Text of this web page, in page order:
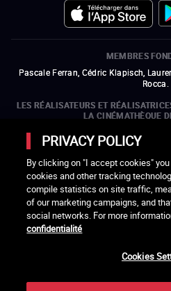
MEMBRES
Pascale Ferran, Cédric Klapisch,
Rocca.
LES RÉALISATEURS ET
LA CINÉMATHÈQUE
Olivier Assayas, Bertrand Bonello,
l'ARP), Rebecca Zlotowski et Mikael
LES ORGANISMES MEMBRES DE
DES
PRIVACY POLICY
By clicking on "I accept cookies"
cookies and other tracking
compile statistics on site traffic,
of our marketing campaigns, and
social networks. For more
confidentialité
Cookies